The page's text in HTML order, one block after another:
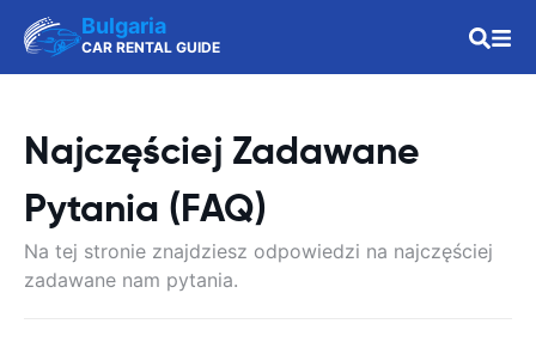
Bulgaria
CAR RENTAL GUIDE
Najczęściej Zadawane
Pytania (FAQ)
Na tej stronie znajdziesz odpowiedzi na najczęściej
zadawane nam pytania.